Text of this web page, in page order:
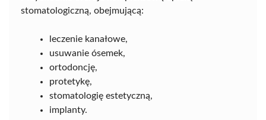
stomatologiczną, obejmującą:
leczenie kanałowe,
usuwanie ósemek,
ortodoncję,
protetykę,
stomatologię estetyczną,
implanty.